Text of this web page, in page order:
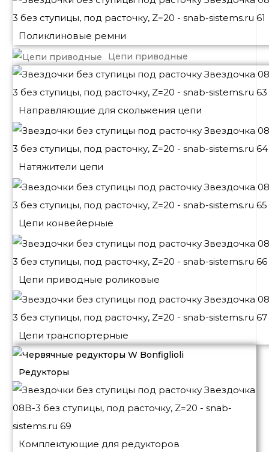
Поликлиновые ремни
Цепи приводные
Направляющие для скольжения цепи
Натяжители цепи
Цепи конвейерные
Цепи приводные роликовые
Цепи транспортерные
Редукторы
Комплектующие для редукторов